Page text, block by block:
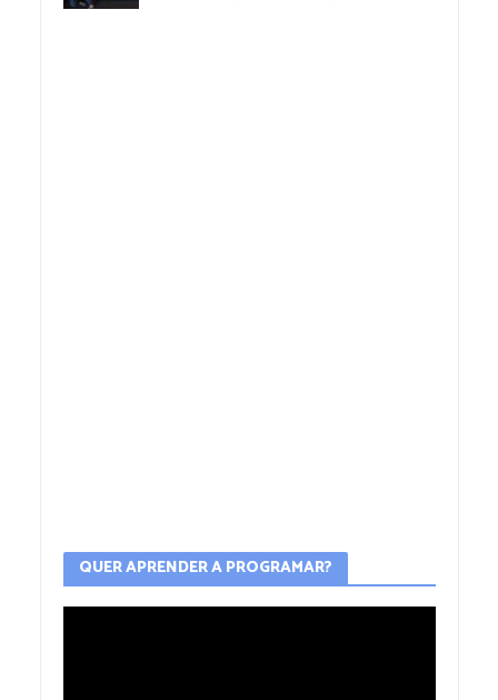
QUER APRENDER A PROGRAMAR?